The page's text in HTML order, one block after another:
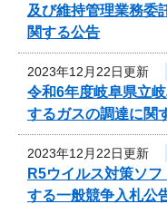
及び維持管理業務委
関する公告
2023年12月22日更新
令和6年度岐阜県立
するガスの調達に関
2023年12月22日更新
R5ウイルス対策ソ
する一般競争入札公